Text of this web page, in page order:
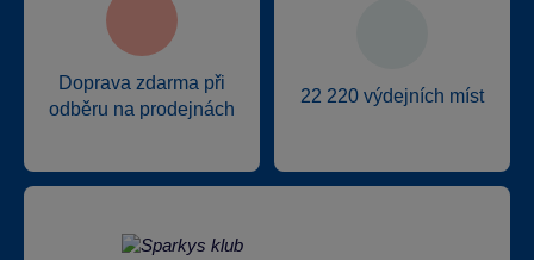
Doprava zdarma při
odběru na prodejnách
22 220 výdejních míst